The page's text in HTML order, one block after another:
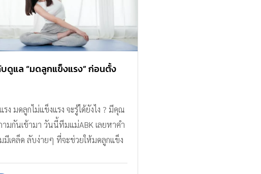
ดูแล “มดลูกแข็งแรง” ก่อนตั้ง
ง มดลูกไม่แข็งแรง จะรู้ได้ยังไง ? มีคุณ
มกันเข้ามา วันนี้ทีมแม่ABK เลยหาคำ
เคล็ด ลับง่ายๆ ที่จะช่วยให้มดลูกแข็ง